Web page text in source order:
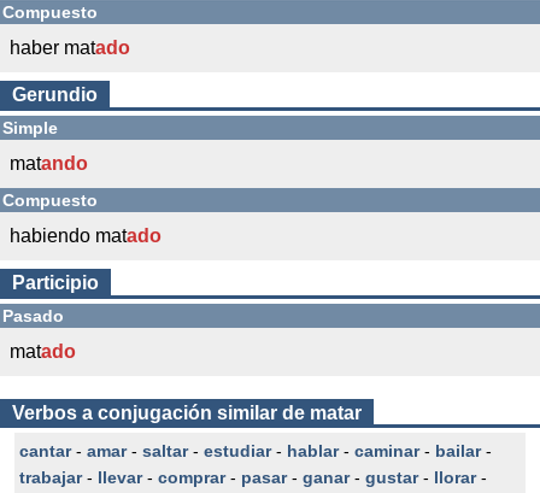
Compuesto
haber matado
Gerundio
Simple
matando
Compuesto
habiendo matado
Participio
Pasado
matado
Verbos a conjugación similar de matar
cantar- amar- saltar- estudiar- hablar- caminar- bailar-
trabajar- llevar- comprar- pasar- ganar- gustar- llorar-